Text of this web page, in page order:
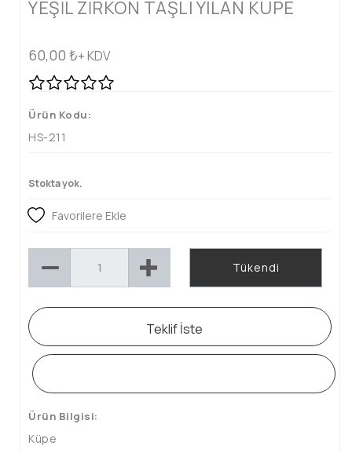
YEŞİL ZİRKON TAŞLI YILAN KÜPE
60,00 ₺+ KDV
Ürün Kodu:
HS-211
Stokta yok.
Favorilere Ekle
Tükendi
Teklif İste
Ürün Bilgisi:
Küpe